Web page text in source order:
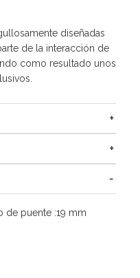
diseñadas
de la interacción de
como resultado unos
de puente :19 mm